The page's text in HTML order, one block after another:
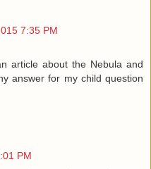
7:35 PM
article about the Nebula and
answer for my child question
PM